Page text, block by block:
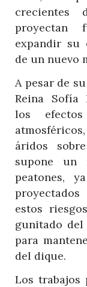
crecientes
proyectan
expandir su
de un nuevo
A pesar de
Reina Sofía
los
áridos
supone un
peatones,
estos
gunitado del
para
del dique.
Los trabajos